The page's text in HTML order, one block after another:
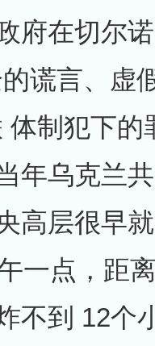
府在切尔
谎言、虚
体制犯下的
年乌克兰
高层很早
一点，距
不到 12个